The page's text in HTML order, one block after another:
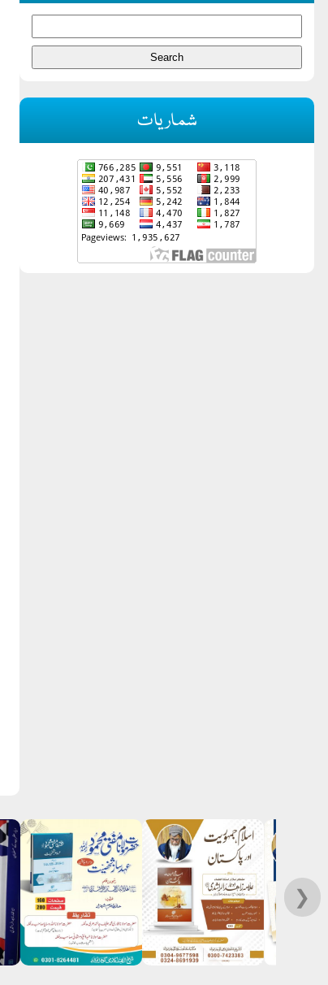
شماریات
❯